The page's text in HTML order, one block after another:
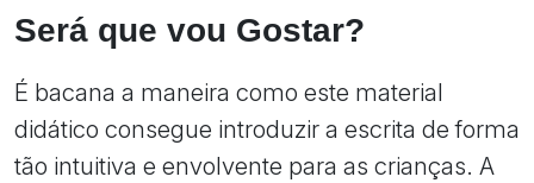
Será que vou Gostar?
É bacana a maneira como este material
didático consegue introduzir a escrita de forma
tão intuitiva e envolvente para as crianças. A